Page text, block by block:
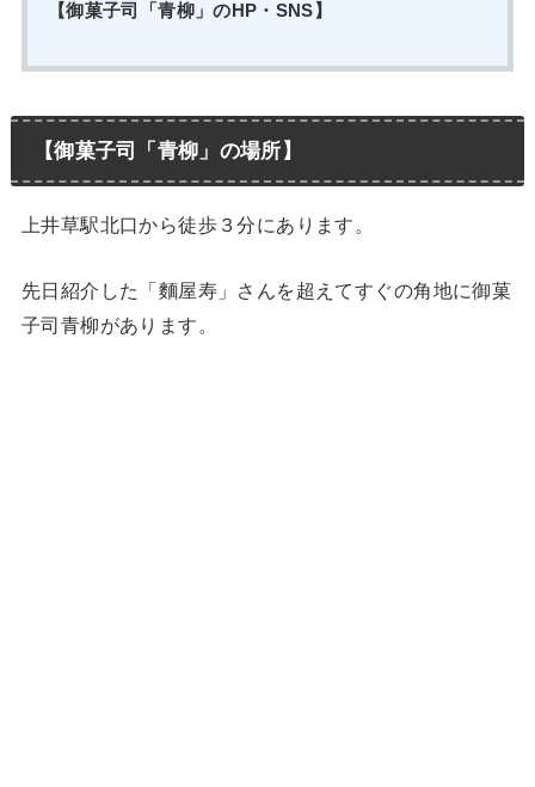
【御菓子司「青柳」のHP・SNS】
【御菓子司「青柳」の場所】
上井草駅北口から徒歩３分にあります。
先日紹介した「麵屋寿」さんを超えてすぐの角地に御菓
子司青柳があります。